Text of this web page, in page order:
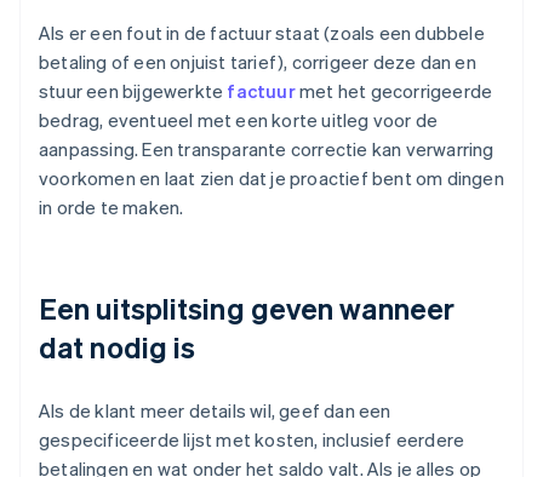
Als er een fout in de factuur staat (zoals een dubbele
betaling of een onjuist tarief), corrigeer deze dan en
stuur een bijgewerkte factuurmet het gecorrigeerde
bedrag, eventueel met een korte uitleg voor de
aanpassing. Een transparante correctie kan verwarring
voorkomen en laat zien dat je proactief bent om dingen
in orde te maken.
Een uitsplitsing geven wanneer
dat nodig is
Als de klant meer details wil, geef dan een
gespecificeerde lijst met kosten, inclusief eerdere
betalingen en wat onder het saldo valt. Als je alles op